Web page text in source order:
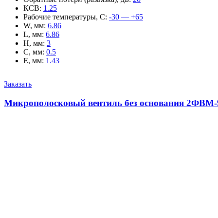
КСВ: 1.25
Рабочие температуры, С: -30 — +65
W, мм: 6.86
L, мм: 6.86
H, мм: 3
C, мм: 0.5
E, мм: 1.43
Заказать
Микрополосковый вентиль без основания 2ФВМ-